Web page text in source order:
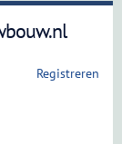
Registreren